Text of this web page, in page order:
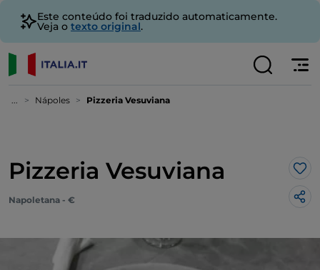
Este conteúdo foi traduzido automaticamente.
Veja o texto original.
... Nápoles Pizzeria Vesuviana
Pizzeria Vesuviana
Napoletana - €